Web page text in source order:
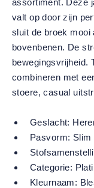
valt op door zijn
sluit de broek mooi
bovenbenen. De
bewegingsvrijheid.
combineren met
stoere, casual
Geslacht:
Pasvorm: Slim
Categorie:
Kleurnaam: